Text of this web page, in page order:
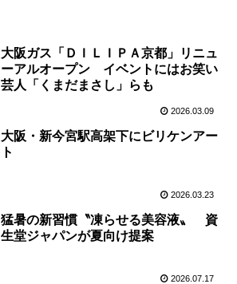
大阪ガス「ＤＩＬＩＰＡ京都」リニュ
ーアルオープン イベントにはお笑い
芸人「くまだまさし」らも
2026.03.09
大阪・新今宮駅高架下にビリケンアー
ト
2026.03.23
猛暑の新習慣〝凍らせる美容液〟 資
生堂ジャパンが夏向け提案
2026.07.17